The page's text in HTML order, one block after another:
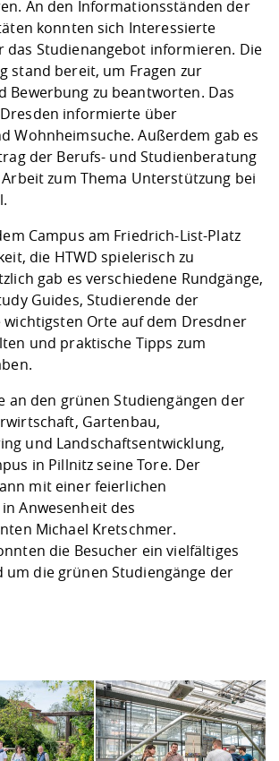
Vorbereitung
Checkliste zum
Studien- und
und Physik
Fremdsprachen
Jobs, Praktika,
Studieren in
Lebenslagen
Studentenwerk
Lehren,
Weiterbilden im
Formulare und
Formulare und
FIS -
Prototyping und
Gründung und
Kooperationen
Kontakt &
Klimaschutz &
Förderverein
Gremien und
Informatik/
Landbau/
Maschinenbau
Unternehmen
An den Informationsständen der
konnten sich Interessierte
das Studienangebot informieren. Die
stand bereit, um Fragen zur
Bewerbung zu beantworten. Das
informierte über
Wohnheimsuche. Außerdem gab es
der Berufs- und Studienberatung
zum Thema Unterstützung bei
Campus am Friedrich-List-Platz
die HTWD spielerisch zu
gab es verschiedene Rundgänge,
Guides, Studierende der
wichtigsten Orte auf dem Dresdner
und praktische Tipps zum
an den grünen Studiengängen der
Gartenbau,
und Landschaftsentwicklung,
in Pillnitz seine Tore. Der
mit einer feierlichen
Anwesenheit des
Michael Kretschmer.
die Besucher ein vielfältiges
die grünen Studiengänge der